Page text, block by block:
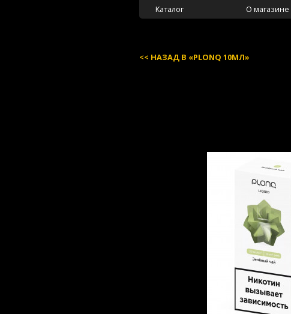
Каталог О магазине
НАЗАД В «PLONQ 10МЛ»